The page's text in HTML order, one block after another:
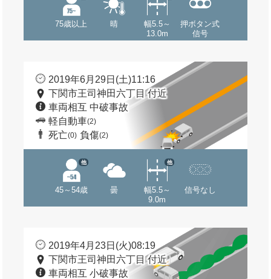
75歳以上 晴
幅5.5～
13.0m
押ボタン式
信号
2019年6月29日(土)11:16
下関市王司神田六丁目 付近
車両相互 中破事故
軽自動車(2)
死亡(0) 負傷(2)
45～54歳
他
曇
幅5.5～
9.0m
他
信号なし
2019年4月23日(火)08:19
下関市王司神田六丁目 付近
車両相互 小破事故